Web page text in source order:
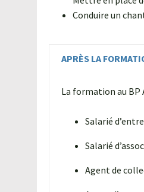
Conduire un
APRÈS LA
La formation au BP
Salarié
Salarié
Agent de